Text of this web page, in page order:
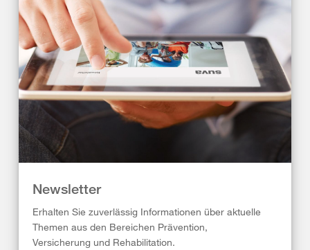
Newsletter
Erhalten Sie zuverlässig Informationen über aktuelle
Themen aus den Bereichen Prävention,
Versicherung und Rehabilitation.